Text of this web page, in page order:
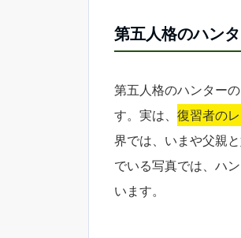
第五人格のハン
第五人格のハンター
す。実は、 復習者の
界では、いまや父親
でいる写真では、ハ
います。